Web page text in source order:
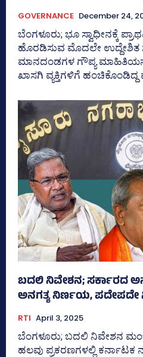
GOVERNANCE December 24,
ಬೆಂಗಳೂರು; ಭೂ ಸ್ವಾಧೀನಕ್ಕೆ
ಹೊರಡಿಸುವ ಮೊದಲೇ ಉದ್ದೇಶಿತ
ಮಾನದಂಡಗಳ ಗೌಪ್ಯ
ಖಾಸಗಿ ವ್ಯಕ್ತಿಗಳಿಗೆ ಹಂಚಿಕೊಂಡಿದ್ದ
ಬದಲಿ ನಿವೇಶನ; ಸರ್ಕಾರದ
ಅನಗತ್ಯ ನಿರ್ಣಯ,
RTI April 3, 2025
ಬೆಂಗಳೂರು; ಬದಲಿ ನಿವೇಶನ
ಹಲವು ಪ್ರಕರಣಗಳಲ್ಲಿ ಕರ್ನಾಟಕ